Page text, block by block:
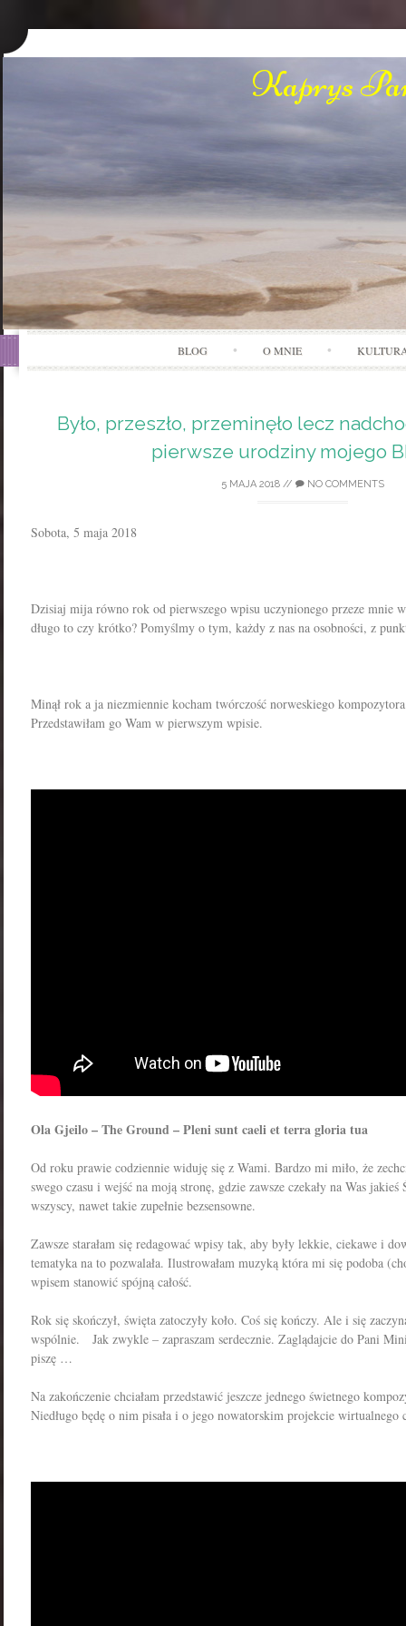
Kaprys
BLOG O MNIE
Było, przeszło, przeminęło lecz
pierwsze urodziny mojego
5 MAJA 2018 // NO COMMENTS
Sobota, 5 maja 2018
Dzisiaj mija równo rok od pierwszego wpisu uczynionego przeze mnie
długo to czy krótko? Pomyślmy o tym, każdy z nas na osobności, z
Minął rok a ja niezmiennie kocham twórczość norweskiego
Przedstawiłam go Wam w pierwszym wpisie.
Ola Gjeilo – The Ground – Pleni sunt caeli et terra gloria tua
Od roku prawie codziennie widuję się z Wami. Bardzo mi miło, że
swego czasu i wejść na moją stronę, gdzie zawsze czekały na Was
wszyscy, nawet takie zupełnie bezsensowne.
Zawsze starałam się redagować wpisy tak, aby były lekkie, ciekawe i
tematyka na to pozwalała. Ilustrowałam muzyką która mi się podoba
wpisem stanowić spójną całość.
Rok się skończył, święta zatoczyły koło. Coś się kończy. Ale i się
wspólnie. Jak zwykle – zapraszam serdecznie. Zaglądajcie do Pani
piszę …
Na zakończenie chciałam przedstawić jeszcze jednego świetnego
Niedługo będę o nim pisała i o jego nowatorskim projekcie wirtualnego